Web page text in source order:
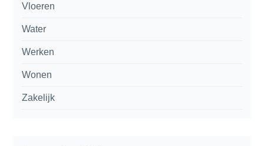
Vloeren
Water
Werken
Wonen
Zakelijk